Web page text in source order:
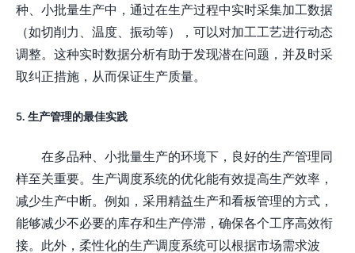
种、小批量生产中，通过在生产过程中实时采集加工数据
（如切削力、温度、振动等），可以对加工工艺进行动态
调整。这种实时数据分析有助于发现潜在问题，并及时采
取纠正措施，从而保证生产质量。
5. 生产管理的最佳实践
在多品种、小批量生产的环境下，良好的生产管理同
样至关重要。生产调度系统的优化能有效提高生产效率，
减少生产中断。例如，采用精益生产和看板管理的方式，
能够减少不必要的库存和生产停滞，确保各个工序高效衔
接。此外，柔性化的生产调度系统可以根据市场需求波